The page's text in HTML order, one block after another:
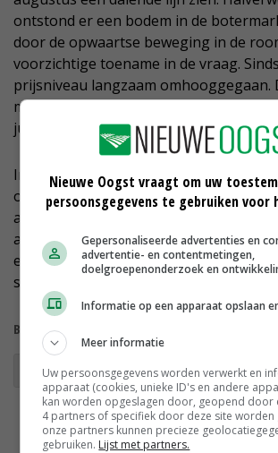
ontstond er een bodem in de
door de opwaartse beweging in de
voorzichtige toename in de vraag.
prijsniveau langzaam omhooggegaan.
mager melkpoeder is, na de lichte
juli verder gestegen.
In september liepen de prijzen
onveranderd goede vraag en het
aanbod. 'Op de markt voor volle
altijd weinig activiteit. Als gevolg van de
eiwitprijzen, liep de notering van vol
september weer wat op', aldus Koops.
Bekijk meer over:
zuivelnoteringen
Nieuwe Oogst vraagt om uw
persoonsgegevens te gebruiken voor
Gepersonaliseerde advertenties en
advertentie- en contentmetingen,
doelgroepenonderzoek en
Informatie op een apparaat opslaan
Meer informatie
Uw persoonsgegevens worden verwerkt en
apparaat (cookies, unieke ID's en andere
kan worden opgeslagen door, geopend door
4 partners of specifiek door deze site worden
onze partners kunnen precieze
gebruiken. Lijst met partners.